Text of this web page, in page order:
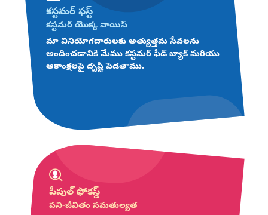
కస్టమర్ ఫస్ట్
కస్టమర్ యొక్క వాయిస్
మా వినియోగదారులకు అత్యుత్తమ సేవలను
అందించడానికి మేము కస్టమర్ ఫీడ్ బ్యాక్ మరియు
ఆకాంక్షలపై దృష్టి పెడతాము.
పీపుల్ ఫోకస్డ్
పని-జీవితం సమతుల్యత